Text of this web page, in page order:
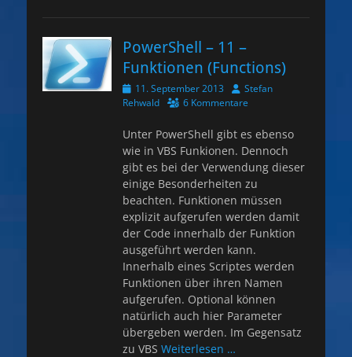
PowerShell – 11 –
Funktionen (Functions)
Veröffentlicht
am
11. September 2013 AutorStefan
Rehwald
6 Kommentare
Unter PowerShell gibt es ebenso
wie in VBS Funkionen. Dennoch
gibt es bei der Verwendung dieser
einige Besonderheiten zu
beachten. Funktionen müssen
explizit aufgerufen werden damit
der Code innerhalb der Funktion
ausgeführt werden kann.
Innerhalb eines Scriptes werden
Funktionen über ihren Namen
aufgerufen. Optional können
natürlich auch hier Parameter
übergeben werden. Im Gegensatz
zu VBS Weiterlesen …